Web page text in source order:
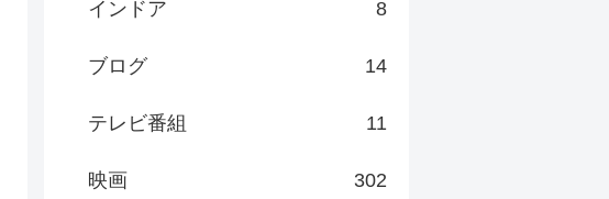
インドア 8
ブログ 14
テレビ番組 11
映画 302